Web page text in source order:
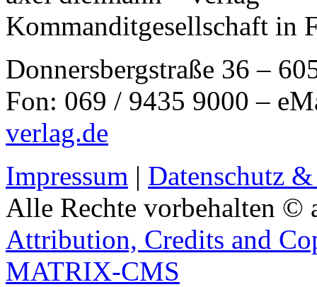
Kommanditgesellschaft in
Donnersbergstraße 36 –
Fon: 069 / 9435 9000 –
verlag.de
Impressum | Datenschutz
Alle Rechte vorbehalten ©
Attribution, Credits and
MATRIX-CMS